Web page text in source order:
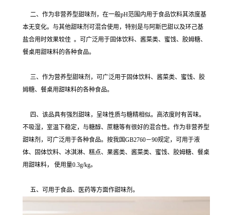
二、作为非营养型甜味剂，在一般pH范围内用于食品饮料其浓度基
本无变化。与其他甜味剂可混合使用，特别是与阿斯巴甜以及环己基
盐合用时效果较佳 。可广泛用于固体饮料、酱菜类、蜜饯、胶姆糖、
餐桌用甜味料的各种食品。
三、作为营养型甜味剂，可广泛用于固体饮料、酱菜类、蜜饯、胶
姆糖、餐桌用甜味料的各种食品。
四、该品具有强烈甜味，呈味性质与糖精相似。高浓度时有苦味。
不吸湿，室温下稳定，与糖醇、蔗糖等有很好的混合性。作为非营养型
甜味剂，可广泛用于各种食品。按我国GB2760－90规定，可用于液
体、固体饮料、冰淇淋、糕点、果酱类、酱菜类、蜜饯、胶姆糖、餐桌
用甜味料， 使用量0.3g/kg。
五、可用于食品、医药等方面作甜味剂。